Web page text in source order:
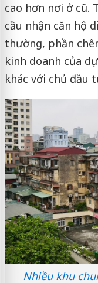
cao hơn nơi ở cũ.
cầu nhận căn hộ
thường, phần
kinh doanh của
khác với chủ đầu
Nhiều khu